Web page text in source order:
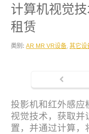
计算机视觉
租赁
类别: AR MR VR设备,其它设
投影机和红外感应
视觉技术，获取并
置，并通过计算，